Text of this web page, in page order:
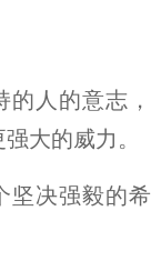
人的意志，
大的威力。
坚决强毅的希